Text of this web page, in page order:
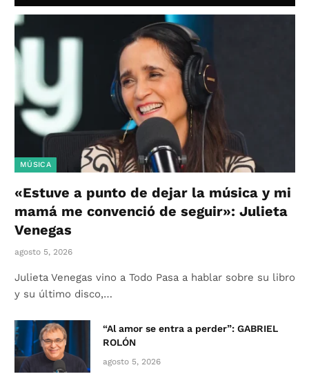
MÚSICA
«Estuve a punto de dejar la música y mi
mamá me convenció de seguir»: Julieta
Venegas
agosto 5, 2026
Julieta Venegas vino a Todo Pasa a hablar sobre su libro
y su último disco,…
“Al amor se entra a perder”: GABRIEL
ROLÓN
agosto 5, 2026